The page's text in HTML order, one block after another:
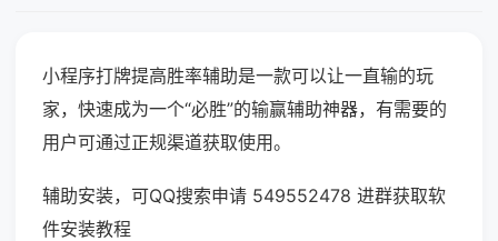
小程序打牌提高胜率辅助是一款可以让一直输的玩
家，快速成为一个“必胜”的输赢辅助神器，有需要的
用户可通过正规渠道获取使用。
辅助安装，可QQ搜索申请 549552478 进群获取软
件安装教程